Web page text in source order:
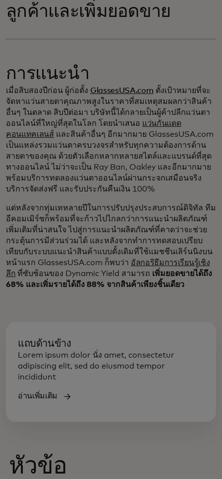
ลูกค้าและเพิ่มยอดขาย
การแนะนำ
เมื่อสิบสองปีก่อน ผู้ก่อตั้ง GlassesUSA.com ตั้งเป้าหมายที่จะ
จัดหาแว่นสายตาคุณภาพสูงในราคาที่สมเหตุสมผลกว่าสินค้า
อื่นๆ ในตลาด สิบปีต่อมา บริษัทนี้ได้กลายเป็นผู้ค้าปลีกแว่นตา
ออนไลน์ที่ใหญ่ที่สุดในโลก โดยนำเสนอ แว่นกันแดด
คอนแทคเลนส์ และสินค้าอื่นๆ อีกมากมาย GlassesUSA.com
เป็นแหล่งรวมแว่นตาครบวงจรสำหรับทุกความต้องการด้าน
สายตาของคุณ ด้วยตัวเลือกหลากหลายสไตล์และแบรนด์ที่สุด
ทางออนไลน์ ไม่ว่าจะเป็น Ray Ban, Oakley และอีกมากมาย
พร้อมบริการทดลองแว่นตาออนไลน์ผ่านกระจกเสมือนจริง
บริการจัดส่งฟรี และรับประกันคืนเงิน 100%
แต่หลังจากทุ่มเทหลายปีในการปรับปรุงประสบการณ์ดิจิทัล ทีม
อีคอมเมิร์ซก็พร้อมที่จะก้าวไปไกลกว่าการแนะนำผลิตภัณฑ์
เพิ่มเติมที่น่าสนใจ ไปสู่การแนะนำผลิตภัณฑ์ที่คาดว่าจะช่วย
กระตุ้นการมีส่วนร่วมได้ และหลังจากทำการทดสอบเปรียบ
เทียบกับระบบแนะนำสินค้าแบบดั้งเดิมที่ใช้แมชชีนเลิร์นนิงบน
หน้าแรก GlassesUSA.com ก็พบว่า อัลกอริธึมการเรียนรู้เชิง
ลึก ที่ซับซ้อนของ Dynamic Yield สามารถ เพิ่มยอดขายได้ถึง
68% และเพิ่มรายได้ถึง 88% จากสินค้าเพียงชิ้นเดียว
แถบด้านข้าง
Lorem ipsum dolor นั่ง amet, consectetur
adipiscing elit, sed do eiusmod tempor
incididunt
อ่านเพิ่มเติม
หัวข้อ